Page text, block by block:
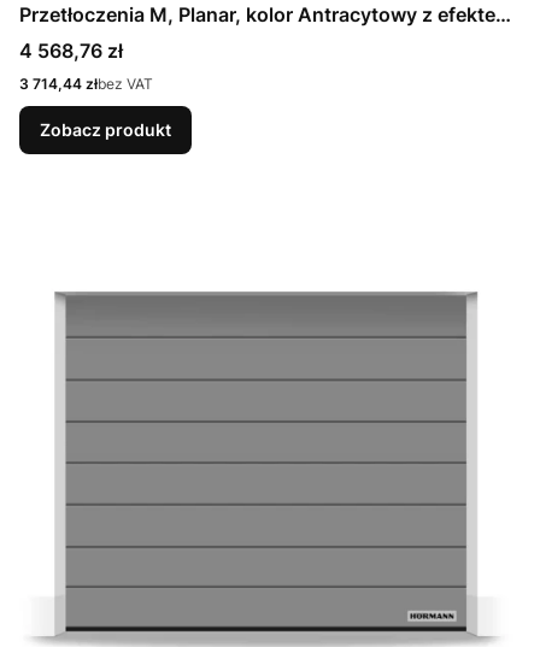
Przetłoczenia M, Planar, kolor Antracytowy z efektem
metalicznym CH 703 Matt deluxe + Prowadzenie N
Cena
4 568,76 zł
Cena
3 714,44 złbez VAT
Zobacz produkt